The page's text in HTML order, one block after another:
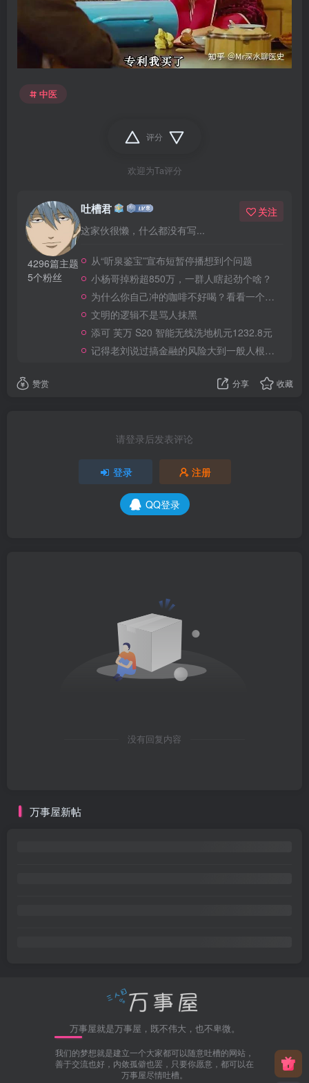
中医
评分
欢迎为Ta评分
4296篇主题
5个粉丝
吐槽君
这家伙很懒，什么都没有写...
关注
从“听泉鉴宝”宣布短暂停播想到个问题
小杨哥掉粉超850万，一群人瞎起劲个啥？
为什么你自己冲的咖啡不好喝？看看一个自媒体博主的分享
文明的逻辑不是骂人抹黑
添可 芙万 S20 智能无线洗地机元1232.8元
记得老刘说过搞金融的风险大到一般人根本承受不起
赞赏 分享 收藏
请登录后发表评论
登录 注册
QQ登录
没有回复内容
万事屋新帖
万事屋就是万事屋，既不伟大，也不卑微。
我们的梦想就是建立一个大家都可以随意吐槽的网站，
善于交流也好，内敛孤僻也罢，只要你愿意，都可以在
万事屋尽情吐槽。